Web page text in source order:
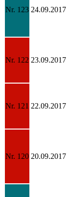
Nr. 123 24.09.2017
Nr. 122 23.09.2017
Nr. 121 22.09.2017
Nr. 120 20.09.2017